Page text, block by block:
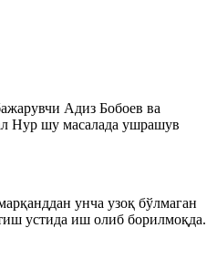
Адиз Бобоев ва
Нур шу масалада ушрашув
унча узоқ бўлмаган
устида иш олиб борилмоқда.